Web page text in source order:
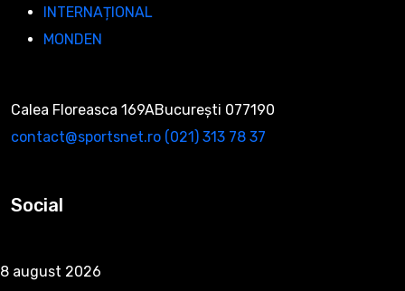
INTERNAȚIONAL
MONDEN
Calea Floreasca 169ABucurești 077190
contact@sportsnet.ro ‭(021) 313 78 37‬
Social
8 august 2026